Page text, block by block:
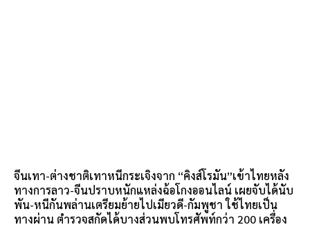
จีนเทา-ต่างชาติเทาหนีกระเจิงจาก “คิงส์โรมัน”เข้าไทยหลัง
ทางการลาว-จีนปราบหนักแหล่งฉ้อโกงออนไลน์ เผยจับได้นับ
พัน-หนีกันพล่านเตรียมย้ายไปเมียวดี-กัมพูชา ใช้ไทยเป็น
ทางผ่าน ตำรวจสกัดได้บางส่วนพบโทรศัพท์กว่า 200 เครื่อง